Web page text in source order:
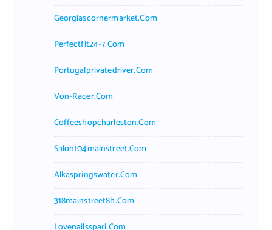
Georgiascornermarket.com
Perfectfit24-7.com
Portugalprivatedriver.com
Von-Racer.com
Coffeeshopcharleston.com
Salon104mainstreet.com
Alkaspringswater.com
318mainstreet8h.com
Lovenailsspari.com